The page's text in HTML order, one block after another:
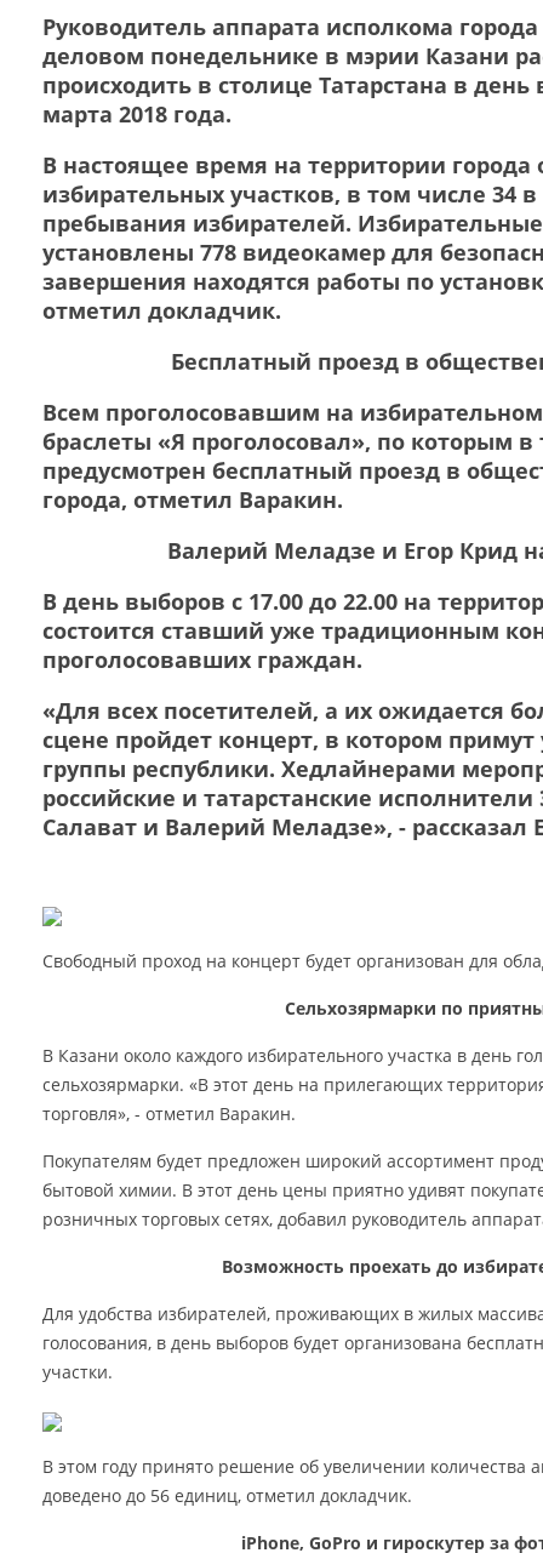
Руководитель аппарата исполкома
деловом понедельнике в мэрии Казани
происходить в столице Татарстана в
марта 2018 года.
В настоящее время на территории города
избирательных участков, в том числе 34
пребывания избирателей.
установлены 778 видеокамер для
завершения находятся работы по
отметил докладчик.
Бесплатный проезд в
Всем проголосовавшим на
браслеты «Я проголосовал», по которым
предусмотрен бесплатный проезд в
города, отметил Варакин.
Валерий Меладзе и Егор Крид
В день выборов с 17.00 до 22.00 на
состоится ставший уже традиционным
проголосовавших граждан.
«Для всех посетителей, а их ожидается
сцене пройдет концерт, в котором
группы республики. Хедлайнерами
российские и татарстанские
Салават и Валерий Меладзе», - рассказал
Свободный проход на концерт будет организован для
Сельхозярмарки по
В Казани около каждого избирательного участка в день
сельхозярмарки. «В этот день на прилегающих
торговля», - отметил Варакин.
Покупателям будет предложен широкий ассортимент
бытовой химии. В этот день цены приятно удивят
розничных торговых сетях, добавил руководитель
Возможность проехать до
Для удобства избирателей, проживающих в жилых
голосования, в день выборов будет организована
участки.
В этом году принято решение об увеличении количества
доведено до 56 единиц, отметил докладчик.
iPhone, GoPro и гироскутер за